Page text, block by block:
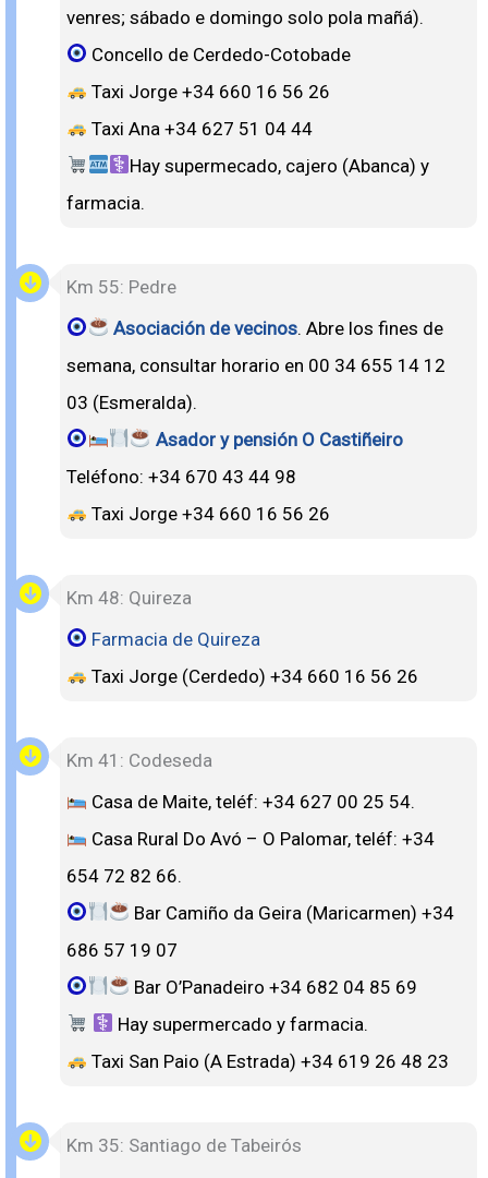
venres; sábado e domingo solo pola mañá).
Concello de Cerdedo-Cotobade
Taxi Jorge +34 660 16 56 26
Taxi Ana +34 627 51 04 44
Hay supermecado, cajero (Abanca) y
farmacia.
Km 55: Pedre
Asociación de vecinos. Abre los fines de
semana, consultar horario en 00 34 655 14 12
03 (Esmeralda).
Asador y pensión O Castiñeiro
Teléfono: +34 670 43 44 98
Taxi Jorge +34 660 16 56 26
Km 48: Quireza
Farmacia de Quireza
Taxi Jorge (Cerdedo) +34 660 16 56 26
Km 41: Codeseda
Casa de Maite, teléf: +34 627 00 25 54.
Casa Rural Do Avó – O Palomar, teléf: +34
654 72 82 66.
Bar Camiño da Geira (Maricarmen) +34
686 57 19 07
Bar O’Panadeiro +34 682 04 85 69
Hay supermercado y farmacia.
Taxi San Paio (A Estrada) +34 619 26 48 23
Km 35: Santiago de Tabeirós